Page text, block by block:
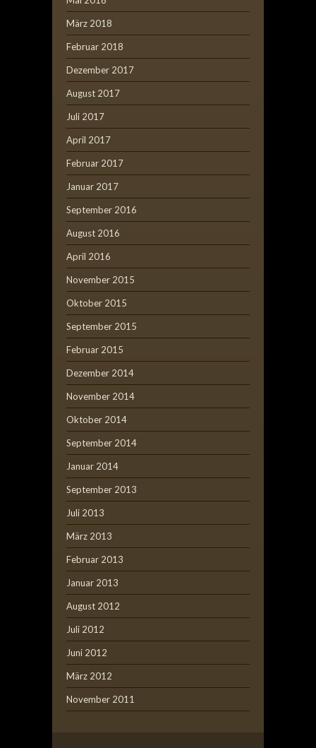
März 2018
Februar 2018
Dezember 2017
August 2017
Juli 2017
April 2017
Februar 2017
Januar 2017
September 2016
August 2016
April 2016
November 2015
Oktober 2015
September 2015
Februar 2015
Dezember 2014
November 2014
Oktober 2014
September 2014
Januar 2014
September 2013
Juli 2013
März 2013
Februar 2013
Januar 2013
August 2012
Juli 2012
Juni 2012
März 2012
November 2011